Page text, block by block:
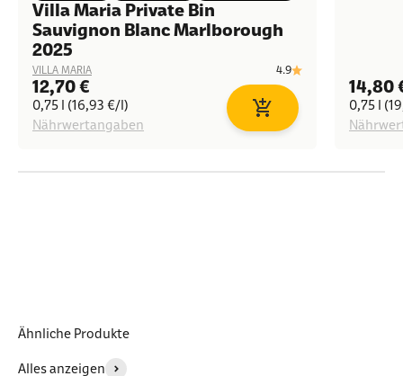
Villa Maria Private Bin
Sauvignon Blanc Marlborough
2025
VILLA MARIA 4.9
Angebot
12,70 €
0,75 l (16,93 €/l)
Nährwertangaben
In den Warenkorb
14,80
0,75 l
Ähnliche Produkte
Alles anzeigen